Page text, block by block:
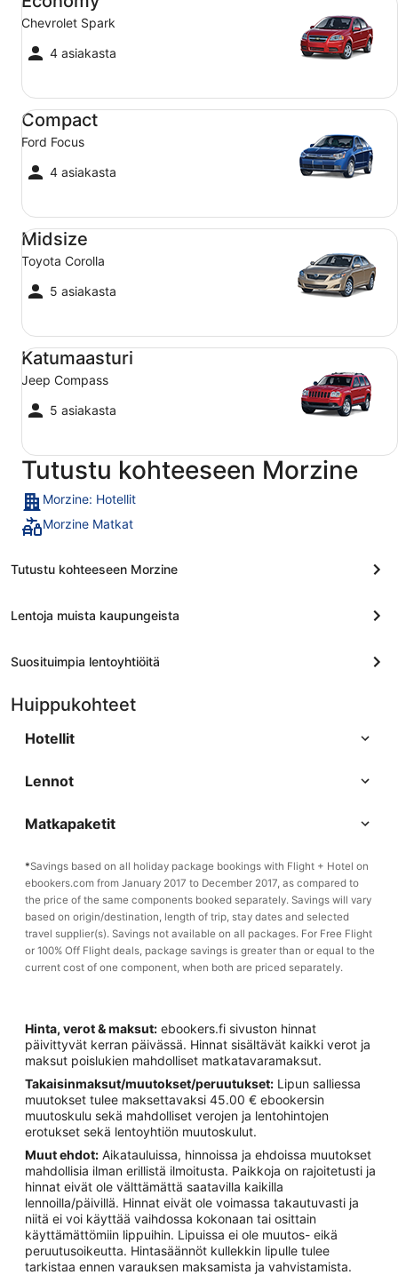
Chevrolet Spark
4 asiakasta
Compact
Ford Focus
4 asiakasta
Compact Ford Focus
Midsize
Toyota Corolla
5 asiakasta
Midsize Toyota Corolla
Katumaasturi
Jeep Compass
5 asiakasta
Katumaasturi Jeep Compass
Tutustu kohteeseen Morzine
Morzine: Hotellit
Morzine Matkat
Tutustu kohteeseen Morzine
Lentoja muista kaupungeista
Suosituimpia lentoyhtiöitä
Huippukohteet
Hotellit
Lennot
Matkapaketit
*Savings based on all holiday package bookings with Flight + Hotel on
ebookers.com from January 2017 to December 2017, as compared to
the price of the same components booked separately. Savings will vary
based on origin/destination, length of trip, stay dates and selected
travel supplier(s). Savings not available on all packages. For Free Flight
or 100% Off Flight deals, package savings is greater than or equal to the
current cost of one component, when both are priced separately.
Hinta, verot & maksut: ebookers.fi sivuston hinnat
päivittyvät kerran päivässä. Hinnat sisältävät kaikki verot ja
maksut poislukien mahdolliset matkatavaramaksut.
Takaisinmaksut/muutokset/peruutukset: Lipun salliessa
muutokset tulee maksettavaksi 45.00 € ebookersin
muutoskulu sekä mahdolliset verojen ja lentohintojen
erotukset sekä lentoyhtiön muutoskulut.
Muut ehdot: Aikatauluissa, hinnoissa ja ehdoissa muutokset
mahdollisia ilman erillistä ilmoitusta. Paikkoja on rajoitetusti ja
hinnat eivät ole välttämättä saatavilla kaikilla
lennoilla/päivillä. Hinnat eivät ole voimassa takautuvasti ja
niitä ei voi käyttää vaihdossa kokonaan tai osittain
käyttämättömiin lippuihin. Lipuissa ei ole muutos- eikä
peruutusoikeutta. Hintasäännöt kullekkin lipulle tulee
tarkistaa ennen varauksen maksamista ja vahvistamista.